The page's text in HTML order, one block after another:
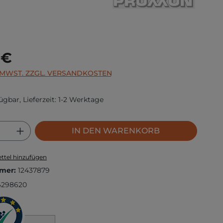
ZZGL. VERSANDKOSTEN
Lieferzeit: 1-2 Werktage
Gib den gewünschten Wert
IN DEN WARENKORB
hinzufügen
12437879